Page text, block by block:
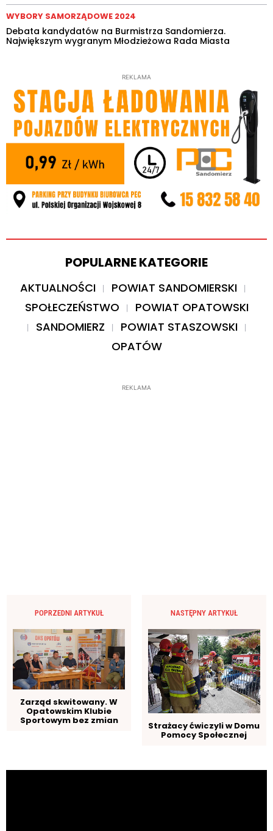
WYBORY SAMORZĄDOWE 2024
Debata kandydatów na Burmistrza Sandomierza.
Największym wygranym Młodzieżowa Rada Miasta
REKLAMA
POPULARNE KATEGORIE
AKTUALNOŚCI
POWIAT SANDOMIERSKI
SPOŁECZEŃSTWO
POWIAT OPATOWSKI
SANDOMIERZ
POWIAT STASZOWSKI
OPATÓW
REKLAMA
POPRZEDNI ARTYKUŁ
Zarząd skwitowany. W
Opatowskim Klubie
Sportowym bez zmian
NASTĘPNY ARTYKUŁ
Strażacy ćwiczyli w Domu
Pomocy Społecznej